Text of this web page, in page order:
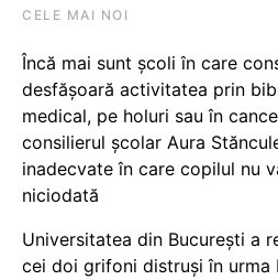
CELE MAI NOI
Încă mai sunt școli în care
desfășoară activitatea prin
medical, pe holuri sau în
consilierul școlar Aura
inadecvate în care copilul nu
niciodată
Universitatea din București a
cei doi grifoni distruși în urma